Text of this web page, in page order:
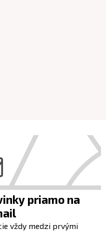
priamo na
vždy medzi prvými